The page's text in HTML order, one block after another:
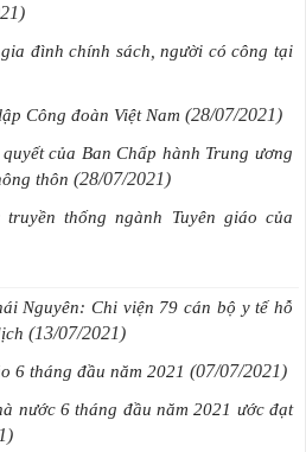
đình chính sách, người có công tại
Công đoàn Việt Nam (28/07/2021)
của Ban Chấp hành Trung ương
thôn (28/07/2021)
thống ngành Tuyên giáo của
Nguyên: Chi viện 79 cán bộ y tế hỗ
(13/07/2021)
6 tháng đầu năm 2021 (07/07/2021)
nước 6 tháng đầu năm 2021 ước đạt